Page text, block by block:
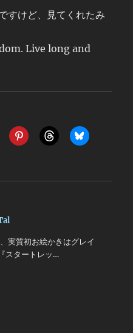
すけど、見てくれたみ
Live long and
実質初お絵かきはグレイ
スタートレッ…